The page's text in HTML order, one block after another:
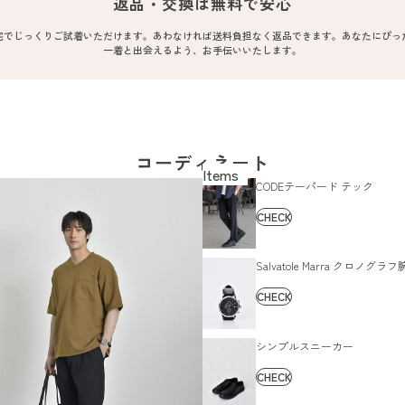
でじっくりご試着いただけます。あわなければ送料負担なく返品できます。あなたにぴっ
一着と出会えるよう、お手伝いいたします。
コーディネート
CODEテーパード テック
CHECK
Salvatole Marra クロノグラフ
CHECK
シンプルスニーカー
CHECK